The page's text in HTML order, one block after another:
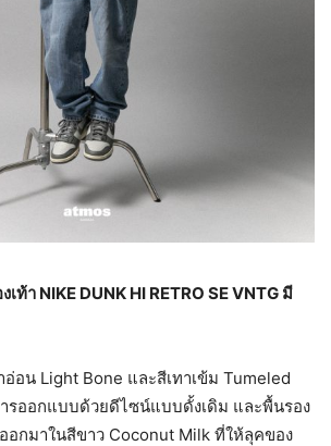
เท้า NIKE DUNK HI RETRO SE VNTG มี
อน Light Bone และสีเทาเข้ม Tumeled
รออกแบบด้วยดีไซน์แบบดั้งเดิม และพื้นรอง
กมาในสีขาว Coconut Milk ที่ให้ลุคของ